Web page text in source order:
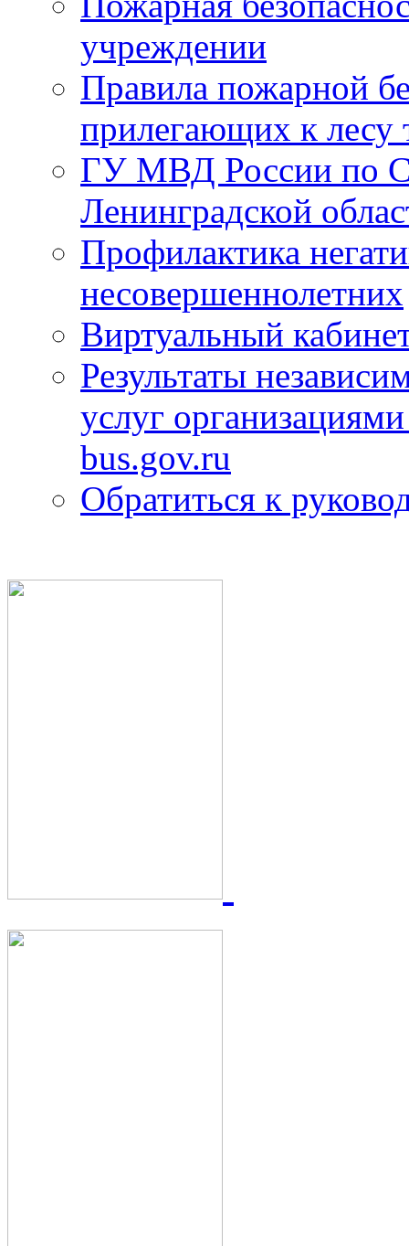
учреждении
Правила пожарной
прилегающих к лесу
ГУ МВД России по
Ленинградской
Профилактика
несовершеннолетних
Виртуальный
Результаты
услуг
bus.gov.ru
Обратиться к